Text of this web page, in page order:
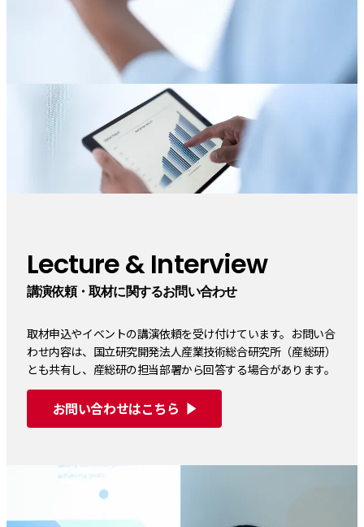
Lecture & Interview
講演依頼・取材に関するお問い合わせ
取材申込やイベントの講演依頼を受け付けています。お問い合
わせ内容は、国立研究開発法人産業技術総合研究所（産総研）
とも共有し、産総研の担当部署から回答する場合があります。
お問い合わせはこちら